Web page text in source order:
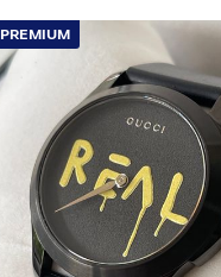
PREMIUM